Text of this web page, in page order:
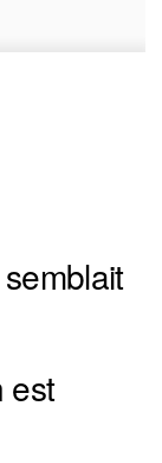
est